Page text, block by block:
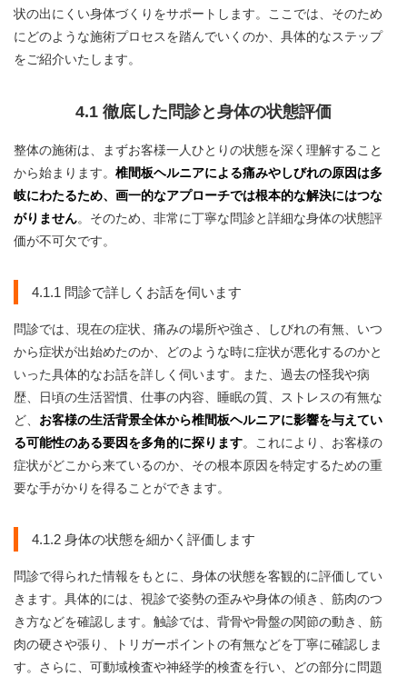
状の出にくい身体づくりをサポートします。ここでは、そのため
にどのような施術プロセスを踏んでいくのか、具体的なステップ
をご紹介いたします。
4.1 徹底した問診と身体の状態評価
整体の施術は、まずお客様一人ひとりの状態を深く理解すること
から始まります。 椎間板ヘルニアによる痛みやしびれの原因は多
岐にわたるため、画一的なアプローチでは根本的な解決にはつな
がりません。そのため、非常に丁寧な問診と詳細な身体の状態評
価が不可欠です。
4.1.1 問診で詳しくお話を伺います
問診では、現在の症状、痛みの場所や強さ、しびれの有無、いつ
から症状が出始めたのか、どのような時に症状が悪化するのかと
いった具体的なお話を詳しく伺います。また、過去の怪我や病
歴、日頃の生活習慣、仕事の内容、睡眠の質、ストレスの有無な
ど、 お客様の生活背景全体から椎間板ヘルニアに影響を与えてい
る可能性のある要因を多角的に探ります。これにより、お客様の
症状がどこから来ているのか、その根本原因を特定するための重
要な手がかりを得ることができます。
4.1.2 身体の状態を細かく評価します
問診で得られた情報をもとに、身体の状態を客観的に評価してい
きます。具体的には、視診で姿勢の歪みや身体の傾き、筋肉のつ
き方などを確認します。触診では、背骨や骨盤の関節の動き、筋
肉の硬さや張り、トリガーポイントの有無などを丁寧に確認しま
す。さらに、可動域検査や神経学的検査を行い、どの部分に問題